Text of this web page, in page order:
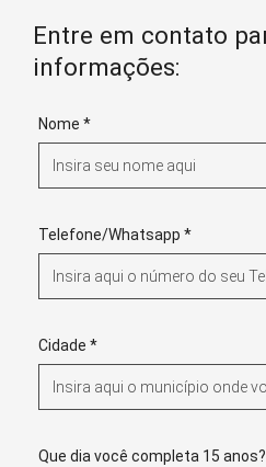
Entre em contato
informações:
Nome *
Telefone/Whatsapp *
Cidade *
Que dia você completa 15